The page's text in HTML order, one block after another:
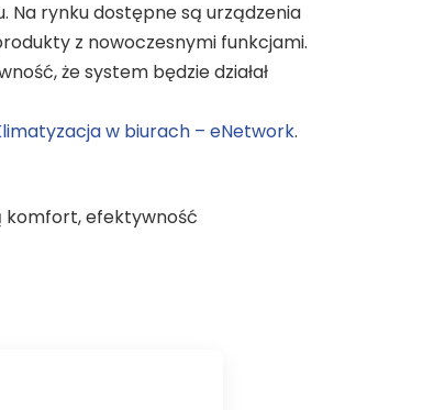
Na rynku dostępne są urządzenia
z nowoczesnymi funkcjami.
że system będzie działał
w biurach – eNetwork.
komfort, efektywność